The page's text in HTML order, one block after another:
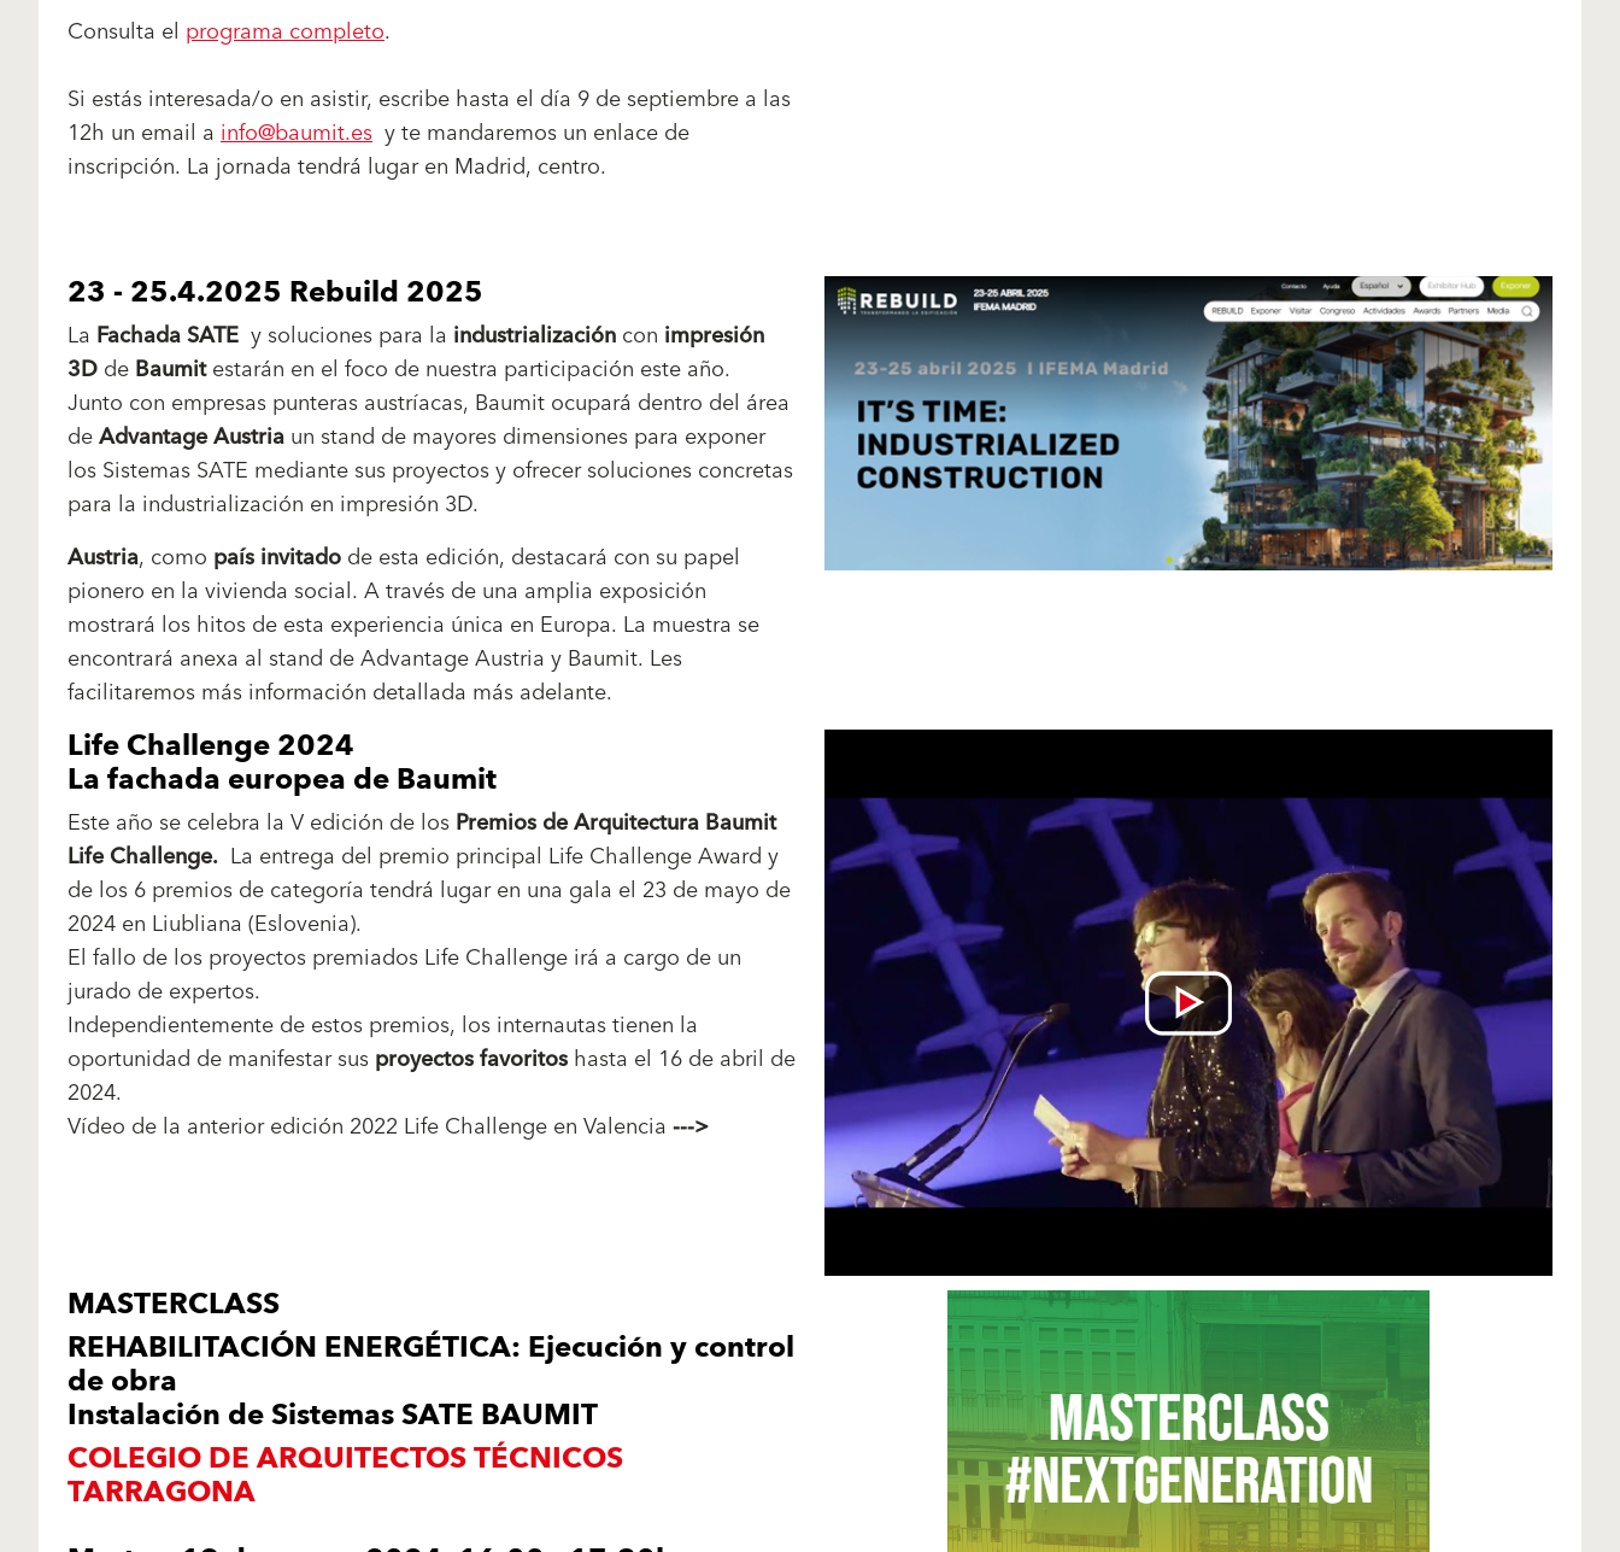
Consulta el programa completo.
Si estás interesada/o en asistir, escribe hasta el día 9 de septiembre a las
12h un email ainfo@baumit.es y te mandaremos un enlace de
inscripción. La jornada tendrá lugar en Madrid, centro.
23 - 25.4.2025 Rebuild 2025
La Fachada SATE y soluciones para la industrializacióncon impresión
3DdeBaumitestarán en el foco de nuestra participación este año.
Junto con empresas punteras austríacas, Baumit ocupará dentro del área
deAdvantage Austriaun stand de mayores dimensiones para exponer
los Sistemas SATE mediante sus proyectos y ofrecer soluciones concretas
para la industrialización en impresión 3D.
Austria, como país invitadode esta edición, destacará con su papel
pionero en la vivienda social. A través de una amplia exposición
mostrará los hitos de esta experiencia única en Europa. La muestra se
encontrará anexa al stand de Advantage Austria y Baumit. Les
facilitaremos más información detallada más adelante.
Life Challenge 2024
La fachada europea de Baumit
Este año se celebra la V edición de losPremios de Arquitectura Baumit
Life Challenge. La entrega del premio principal Life Challenge Award y
de los 6 premios de categoría tendrá lugar en una gala el 23 de mayo de
2024 en Liubliana (Eslovenia).
El fallo de los proyectos premiados Life Challenge irá a cargo de un
jurado de expertos.
Independientemente de estos premios, los internautas tienen la
oportunidad de manifestar susproyectos favoritoshasta el 16 de abril de
2024.
Vídeo de la anterior edición 2022 Life Challenge en Valencia--->
MASTERCLASS
REHABILITACIÓN ENERGÉTICA: Ejecución y control
de obra
Instalación de Sistemas SATE BAUMIT
COLEGIO DE ARQUITECTOS TÉCNICOS
TARRAGONA